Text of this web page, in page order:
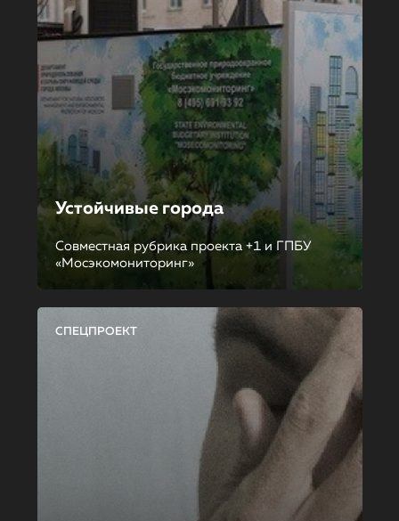
Устойчивые города
Совместная рубрика проекта +1 и ГПБУ
«Мосэкомониторинг»
СПЕЦПРОЕКТ